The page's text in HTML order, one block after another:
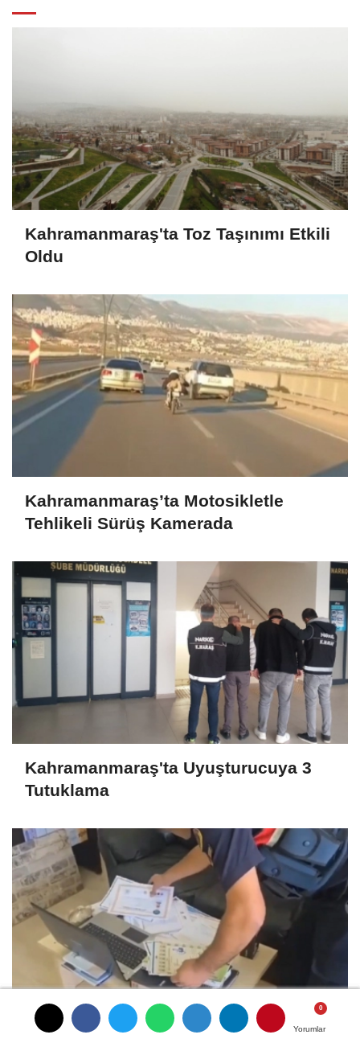
Yorumlar
Yorumlar
Yorumlar
Kahramanmaraş'ta Toz Taşınımı Etkili
Oldu
Kahramanmaraş’ta Motosikletle
Tehlikeli Sürüş Kamerada
Kahramanmaraş'ta Uyuşturucuya 3
Tutuklama
Ustalıktan Kalfalığa, Ehliyetten